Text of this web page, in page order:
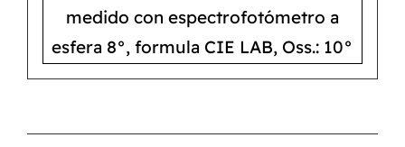
medido con espectrofotómetro a
esfera 8°, formula CIE LAB, Oss.: 10°